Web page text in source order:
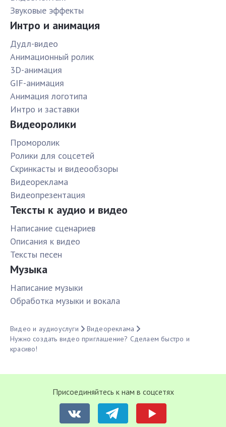
Звуковые эффекты
Интро и анимация
Дудл-видео
Анимационный ролик
3D-анимация
GIF-анимация
Анимация логотипа
Интро и заставки
Видеоролики
Проморолик
Ролики для соцсетей
Скринкасты и видеообзоры
Видеореклама
Видеопрезентация
Тексты к аудио и видео
Написание сценариев
Описания к видео
Тексты песен
Музыка
Написание музыки
Обработка музыки и вокала
Видео и аудиоуслуги
Видеореклама
Нужно создать видео приглашение? Сделаем быстро и
красиво!
Присоединяйтесь к нам в соцсетях